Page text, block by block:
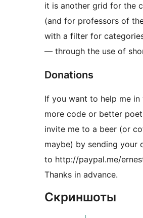
it is another grid for the
(and for professors of
with a filter for
— through the use of
Donations
If you want to help me in
more code or better
invite me to a beer (or
maybe) by sending your
to http://paypal.me/
Thanks in advance.
Скриншоты